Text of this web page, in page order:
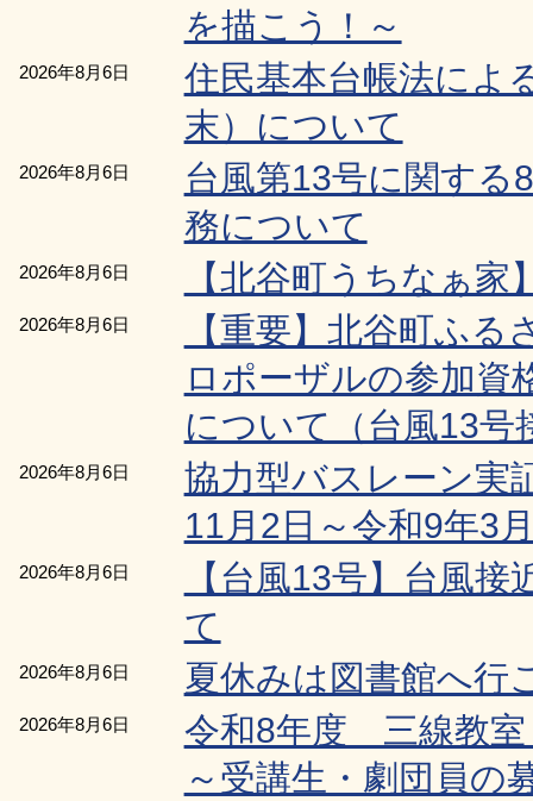
を描こう！～
2026年8月6日
住民基本台帳法によ
末）について
2026年8月6日
台風第13号に関する
務について
2026年8月6日 【北谷町うちなぁ家
2026年8月6日
【重要】北谷町ふ
ロポーザルの参加資
について（台風13号
2026年8月6日
協力型バスレーン実
11月2日～令和9年3
2026年8月6日
【台風13号】台風
て
2026年8月6日 夏休みは図書館へ行
2026年8月6日
令和8年度 三線教
～受講生・劇団員の